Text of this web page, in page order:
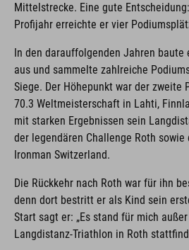
Mittelstrecke. Eine gute
Profijahr erreichte er vier
In den darauffolgenden Jahren baute
aus und sammelte zahlreiche
Siege. Der Höhepunkt war der zweite
70.3 Weltmeisterschaft in Lahti,
mit starken Ergebnissen sein
der legendären Challenge Roth
Ironman Switzerland.
Die Rückkehr nach Roth war für ihn
denn dort bestritt er als Kind sein
Start sagt er: „Es stand für mich
Langdistanz-Triathlon in Roth